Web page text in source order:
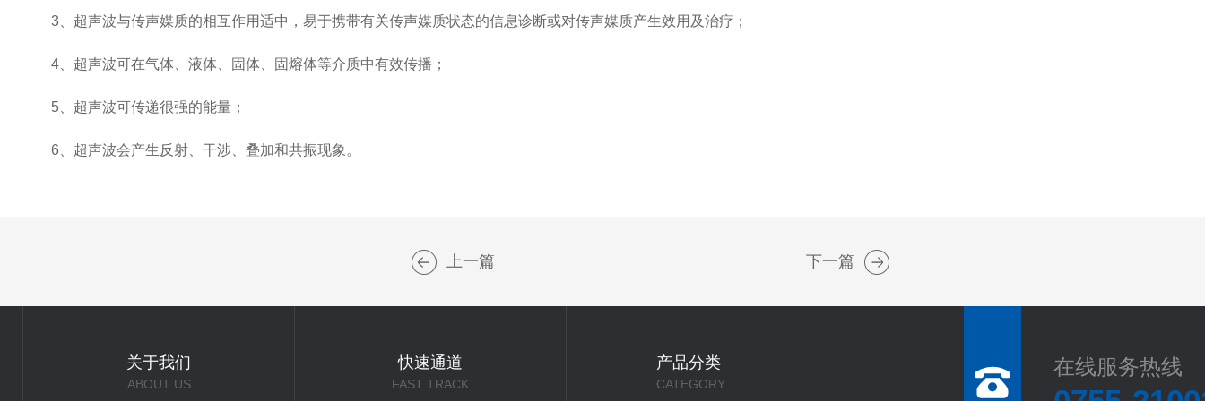
3、超声波与传声媒质的相互作用适中，易于携带有关传声媒质状态的信息诊断或对传声媒质产生效用及治疗；
4、超声波可在气体、液体、固体、固熔体等介质中有效传播；
5、超声波可传递很强的能量；
6、超声波会产生反射、干涉、叠加和共振现象。
上一篇 下一篇
关于我们
ABOUT US
快速通道
FAST TRACK
产品分类
CATEGORY
在线服务热线